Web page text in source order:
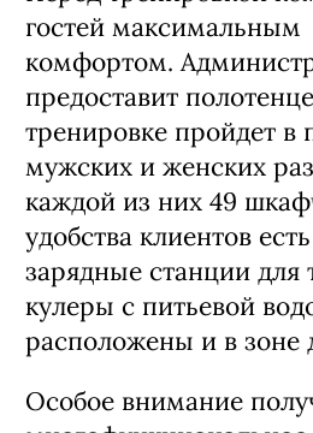
Перед тренировкой
гостей максимальным
комфортом.
предоставит
тренировке пройдет в
мужских и женских
каждой из них 49
удобства клиентов
зарядные станции для
кулеры с питьевой
расположены и в зоне